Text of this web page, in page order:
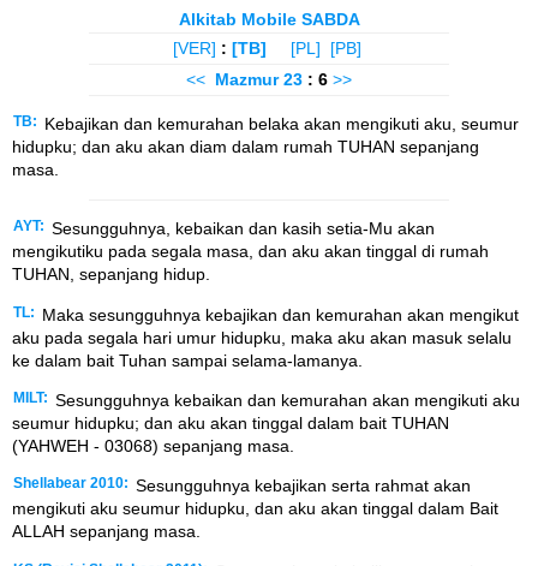
Alkitab Mobile SABDA
[VER] : [TB] [PL]
[PB]
<< Mazmur 23 : 6 >>
TB:
Kebajikan dan kemurahan belaka akan mengikuti aku, seumur
hidupku; dan aku akan diam dalam rumah TUHAN sepanjang
masa.
AYT: Sesungguhnya, kebaikan dan kasih setia-Mu akan
mengikutiku pada segala masa, dan aku akan tinggal di rumah
TUHAN, sepanjang hidup.
TL:
Maka sesungguhnya kebajikan dan kemurahan akan mengikut
aku pada segala hari umur hidupku, maka aku akan masuk selalu
ke dalam bait Tuhan sampai selama-lamanya.
MILT: Sesungguhnya kebaikan dan kemurahan akan mengikuti aku
seumur hidupku; dan aku akan tinggal dalam bait TUHAN
(YAHWEH - 03068) sepanjang masa.
Shellabear 2010: Sesungguhnya kebajikan serta rahmat akan
mengikuti aku seumur hidupku, dan aku akan tinggal dalam Bait
ALLAH sepanjang masa.